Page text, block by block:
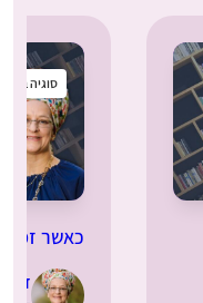
סוגיה
כאשר זמם
ד”ר